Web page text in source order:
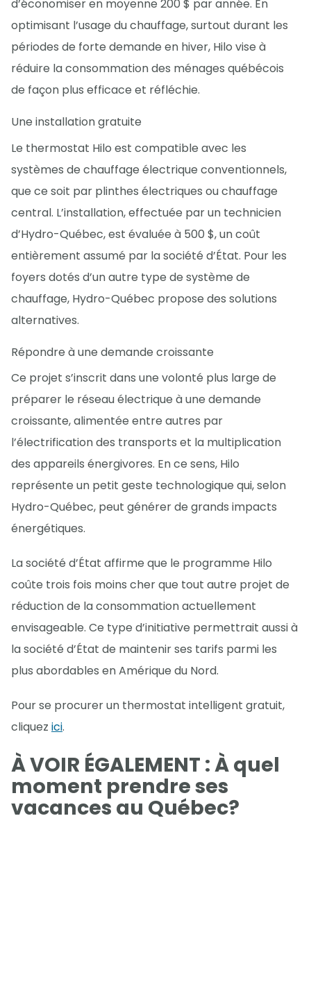
d’économiser en moyenne 200 $ par année. En
optimisant l’usage du chauffage, surtout durant les
périodes de forte demande en hiver, Hilo vise à
réduire la consommation des ménages québécois
de façon plus efficace et réfléchie.
Une installation gratuite
Le thermostat Hilo est compatible avec les
systèmes de chauffage électrique conventionnels,
que ce soit par plinthes électriques ou chauffage
central. L’installation, effectuée par un technicien
d’Hydro-Québec, est évaluée à 500 $, un coût
entièrement assumé par la société d’État. Pour les
foyers dotés d’un autre type de système de
chauffage, Hydro-Québec propose des solutions
alternatives.
Répondre à une demande croissante
Ce projet s’inscrit dans une volonté plus large de
préparer le réseau électrique à une demande
croissante, alimentée entre autres par
l’électrification des transports et la multiplication
des appareils énergivores. En ce sens, Hilo
représente un petit geste technologique qui, selon
Hydro-Québec, peut générer de grands impacts
énergétiques.
La société d’État affirme que le programme Hilo
coûte trois fois moins cher que tout autre projet de
réduction de la consommation actuellement
envisageable. Ce type d’initiative permettrait aussi à
la société d’État de maintenir ses tarifs parmi les
plus abordables en Amérique du Nord.
Pour se procurer un thermostat intelligent gratuit,
cliquez ici.
À VOIR ÉGALEMENT : À quel
moment prendre ses
vacances au Québec?